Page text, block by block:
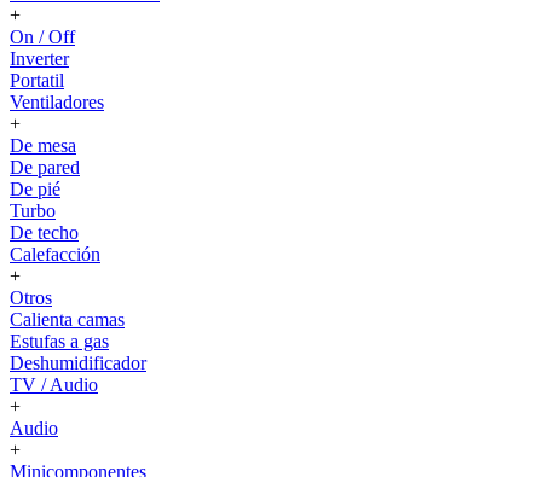
+
On / Off
Inverter
Portatil
Ventiladores
+
De mesa
De pared
De pié
Turbo
De techo
Calefacción
+
Otros
Calienta camas
Estufas a gas
Deshumidificador
TV / Audio
+
Audio
+
Minicomponentes